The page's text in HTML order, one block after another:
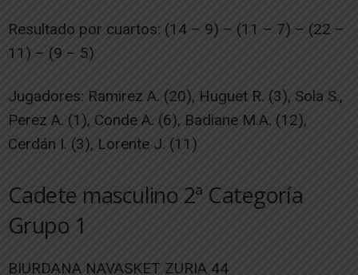
Resultado por cuartos: (14 – 9) – (11 – 7) – (22 –
11) – (9 – 5)
Jugadores: Ramirez A. (20), Huguet R. (3), Sola S.,
Perez A. (1), Conde A. (6), Badiane M.A. (12),
Cerdán I. (3), Lorente J. (11)
Cadete masculino 2ª Categoría
Grupo 1
BIURDANA NAVASKET ZURIA 44